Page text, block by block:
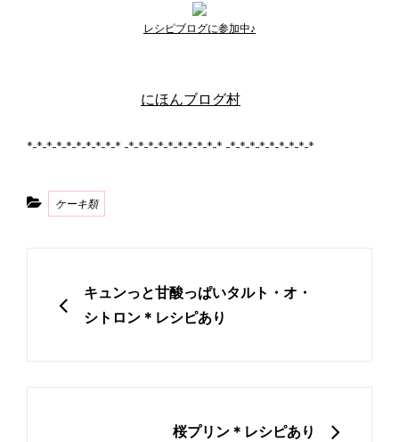
レシピブログに参加中♪
にほんブログ村
*-*-*-*-*-*-*-*-*-* -*-*-*-*-*-*-*-*-*-* -*-*-*-*-*-*-*-*-*
Categories
ケーキ類
PREVIOUS
キュンっと甘酸っぱいタルト・オ・
シトロン＊レシピあり
桜プリン＊レシピあり